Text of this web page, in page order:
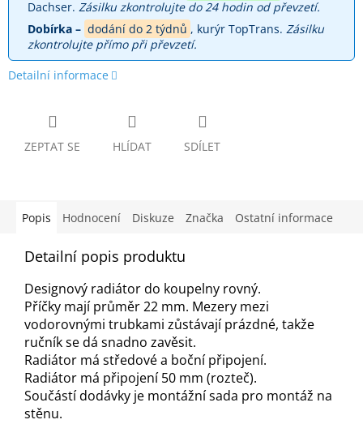
Dachser. Zásilku zkontrolujte do 24 hodin od převzetí.
Dobírka – dodání do 2 týdnů , kurýr TopTrans. Zásilku
zkontrolujte přímo při převzetí.
Detailní informace
ZEPTAT SE HLÍDAT SDÍLET
Popis Hodnocení Diskuze Značka Ostatní informace
Detailní popis produktu
Designový radiátor do koupelny rovný.
Příčky mají průměr 22 mm. Mezery mezi
vodorovnými trubkami zůstávají prázdné, takže
ručník se dá snadno zavěsit.
Radiátor má středové a boční připojení.
Radiátor má připojení 50 mm (rozteč).
Součástí dodávky je montážní sada pro montáž na
stěnu.